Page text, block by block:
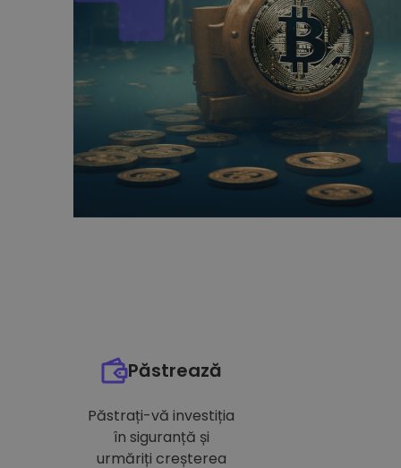
Păstrează
Păstrați-vă investiția
în siguranță și
urmăriți creșterea